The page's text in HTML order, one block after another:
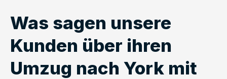
Was sagen unsere
Kunden über ihren
Umzug nach York mit